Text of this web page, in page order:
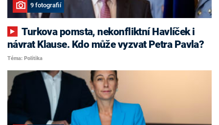
9 fotografií
Turkova pomsta, nekonfliktní Havlíček i
návrat Klause. Kdo může vyzvat Petra Pavla?
Téma: Politika